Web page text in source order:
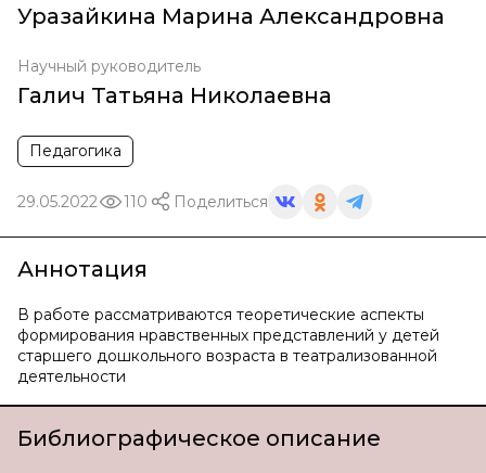
Уразайкина Марина Александровна
Научный руководитель
Галич Татьяна Николаевна
Педагогика
29.05.2022 110 Поделиться
Аннотация
В работе рассматриваются теоретические аспекты
формирования нравственных представлений у детей
старшего дошкольного возраста в театрализованной
деятельности
Библиографическое описание